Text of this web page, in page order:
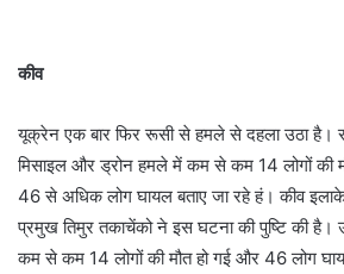
n
e
m
a
i
कीव
यूक्रेन एक बार फिर रूसी से हमले से दहला उठा है।
मिसाइल और ड्रोन हमले में कम से कम 14 लोगों की
46 से अधिक लोग घायल बताए जा रहे हं। कीव
प्रमुख तिमुर तकाचेंको ने इस घटना की पुष्टि की है।
कम से कम 14 लोगों की मौत हो गई और 46 लोग